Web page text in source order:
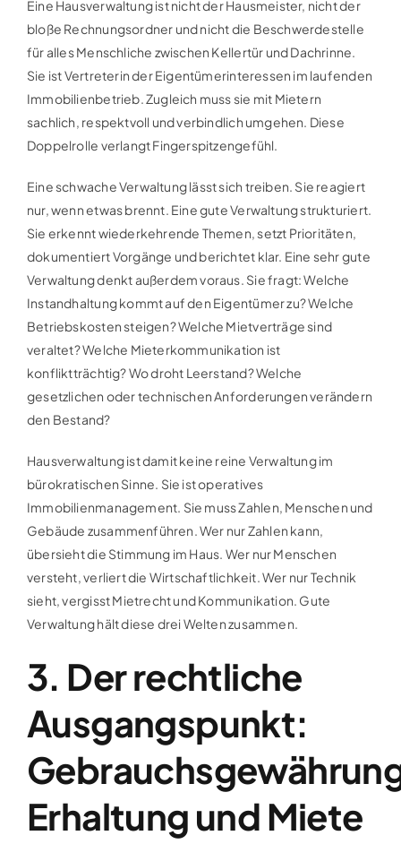
Eine Hausverwaltung ist nicht der Hausmeister, nicht der
bloße Rechnungsordner und nicht die Beschwerdestelle
für alles Menschliche zwischen Kellertür und Dachrinne.
Sie ist Vertreterin der Eigentümerinteressen im laufenden
Immobilienbetrieb. Zugleich muss sie mit Mietern
sachlich, respektvoll und verbindlich umgehen. Diese
Doppelrolle verlangt Fingerspitzengefühl.
Eine schwache Verwaltung lässt sich treiben. Sie reagiert
nur, wenn etwas brennt. Eine gute Verwaltung strukturiert.
Sie erkennt wiederkehrende Themen, setzt Prioritäten,
dokumentiert Vorgänge und berichtet klar. Eine sehr gute
Verwaltung denkt außerdem voraus. Sie fragt: Welche
Instandhaltung kommt auf den Eigentümer zu? Welche
Betriebskosten steigen? Welche Mietverträge sind
veraltet? Welche Mieterkommunikation ist
konfliktträchtig? Wo droht Leerstand? Welche
gesetzlichen oder technischen Anforderungen verändern
den Bestand?
Hausverwaltung ist damit keine reine Verwaltung im
bürokratischen Sinne. Sie ist operatives
Immobilienmanagement. Sie muss Zahlen, Menschen und
Gebäude zusammenführen. Wer nur Zahlen kann,
übersieht die Stimmung im Haus. Wer nur Menschen
versteht, verliert die Wirtschaftlichkeit. Wer nur Technik
sieht, vergisst Mietrecht und Kommunikation. Gute
Verwaltung hält diese drei Welten zusammen.
3. Der rechtliche
Ausgangspunkt:
Erhaltung und Miete